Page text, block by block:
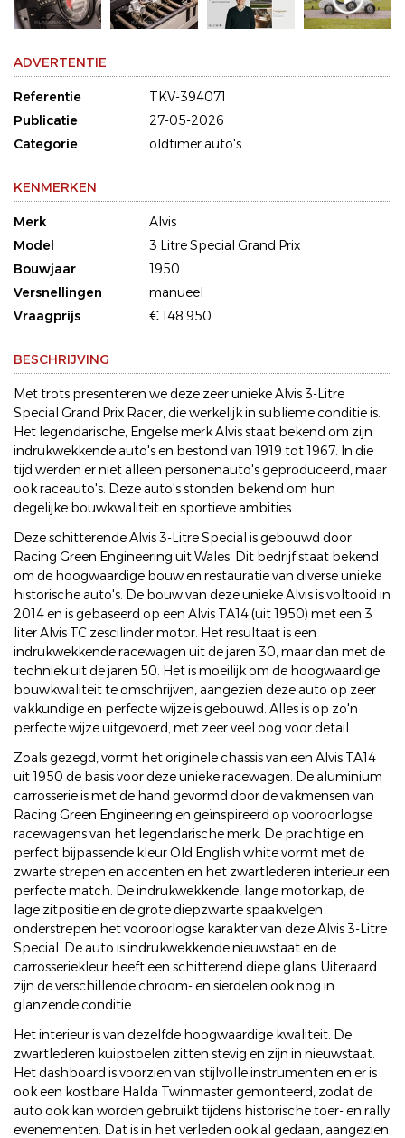
ADVERTENTIE
Referentie
TKV-394071
Publicatie
27-05-2026
Categorie
oldtimer auto's
KENMERKEN
Merk
Alvis
Model
3 Litre Special Grand Prix
Bouwjaar
1950
Versnellingen
manueel
Vraagprijs
€ 148.950
BESCHRIJVING
Met trots presenteren we deze zeer unieke Alvis 3-Litre
Special Grand Prix Racer, die werkelijk in sublieme conditie is.
Het legendarische, Engelse merk Alvis staat bekend om zijn
indrukwekkende auto's en bestond van 1919 tot 1967. In die
tijd werden er niet alleen personenauto's geproduceerd, maar
ook raceauto's. Deze auto's stonden bekend om hun
degelijke bouwkwaliteit en sportieve ambities.
Deze schitterende Alvis 3-Litre Special is gebouwd door
Racing Green Engineering uit Wales. Dit bedrijf staat bekend
om de hoogwaardige bouw en restauratie van diverse unieke
historische auto's. De bouw van deze unieke Alvis is voltooid in
2014 en is gebaseerd op een Alvis TA14 (uit 1950) met een 3
liter Alvis TC zescilinder motor. Het resultaat is een
indrukwekkende racewagen uit de jaren 30, maar dan met de
techniek uit de jaren 50. Het is moeilijk om de hoogwaardige
bouwkwaliteit te omschrijven, aangezien deze auto op zeer
vakkundige en perfecte wijze is gebouwd. Alles is op zo'n
perfecte wijze uitgevoerd, met zeer veel oog voor detail.
Zoals gezegd, vormt het originele chassis van een Alvis TA14
uit 1950 de basis voor deze unieke racewagen. De aluminium
carrosserie is met de hand gevormd door de vakmensen van
Racing Green Engineering en geïnspireerd op vooroorlogse
racewagens van het legendarische merk. De prachtige en
perfect bijpassende kleur Old English white vormt met de
zwarte strepen en accenten en het zwartlederen interieur een
perfecte match. De indrukwekkende, lange motorkap, de
lage zitpositie en de grote diepzwarte spaakvelgen
onderstrepen het vooroorlogse karakter van deze Alvis 3-Litre
Special. De auto is indrukwekkende nieuwstaat en de
carrosseriekleur heeft een schitterend diepe glans. Uiteraard
zijn de verschillende chroom- en sierdelen ook nog in
glanzende conditie.
Het interieur is van dezelfde hoogwaardige kwaliteit. De
zwartlederen kuipstoelen zitten stevig en zijn in nieuwstaat.
Het dashboard is voorzien van stijlvolle instrumenten en er is
ook een kostbare Halda Twinmaster gemonteerd, zodat de
auto ook kan worden gebruikt tijdens historische toer- en rally
evenementen. Dat is in het verleden ook al gedaan, aangezien